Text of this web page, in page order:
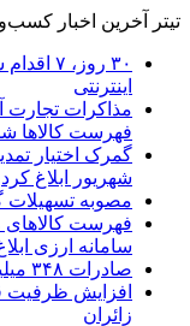
تیتر آخرین اخبار
۳۰
اینترنتی
مذاکرات تجارت
فهرست کالاها
گمرک اختیار
شهریور ابلاغ کرد
مصوبه
فهرست
سامانه ارزی
صادرات ۳۴۸ میلیون دلاری زنجان| ‌کاهش ۱۷ درصدی واردات
افزایش ظرفیت
زائران